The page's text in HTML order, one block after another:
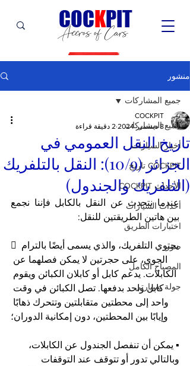
Accros of Cars
COCKPIT
منشور
جميع المشاركات
أخبار السيارات
COCKPIT تاريخ
الأحداث COCKPIT
أحداث السيارات
اختبارات الطريق
صور
المصباح الكامل
جولة بسيارتي
جميع المشاركات
تاريخ النقل العمومي في
الجزائر (10/9): النقل بالتلفريك
(التلفريك والجندول)
COCKPIT
8 ديسمبر 2024
2 دقيقة قراءة
بين هاتين الطريقتين للنقل:
 يحتوي التلفريك، والذي يسمى أيضًا بالترام
الجوي، على حجرتين لا يمكن فصلهما عن
الكابلات. يدعم كابل أو كابلان الكبائن ويقوم
كابل واحد بدفعها. تصل الكبائن في وقت
واحد إلى محطتين متقابلتين وتتحرك ذهابًا
وإيابًا بين المحطتين، دون إمكانية الدوران؛
▪ يمكن أن تنفصل الجندول عن الكابلات،
وبالتالي تدور أو تتوقف عند التوقفات